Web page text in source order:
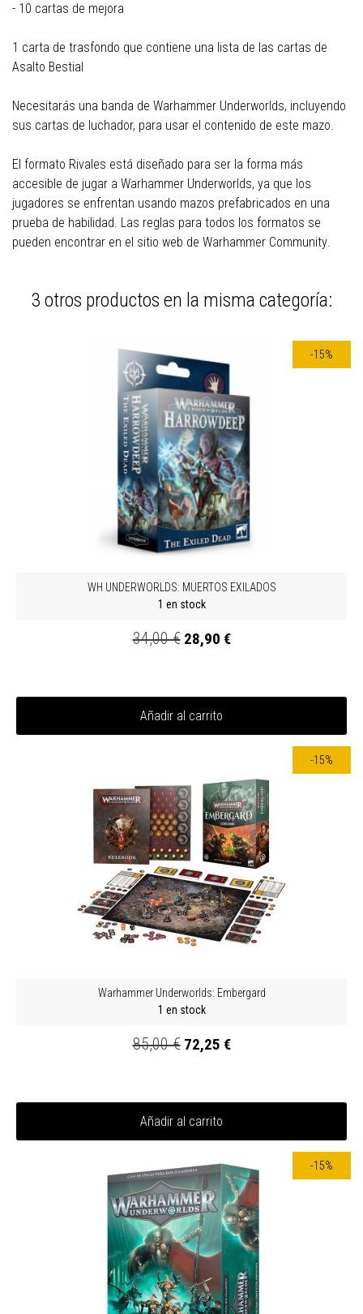
- 10 cartas de mejora
1 carta de trasfondo que contiene una lista de las cartas de
Asalto Bestial
Necesitarás una banda de Warhammer Underworlds, incluyendo
sus cartas de luchador, para usar el contenido de este mazo.
El formato Rivales está diseñado para ser la forma más
accesible de jugar a Warhammer Underworlds, ya que los
jugadores se enfrentan usando mazos prefabricados en una
prueba de habilidad. Las reglas para todos los formatos se
pueden encontrar en el sitio web de Warhammer Community.
3 otros productos en la misma categoría:
-15%
WH UNDERWORLDS: MUERTOS EXILADOS
1 en stock
34,00 € 28,90 €
Añadir al carrito
-15%
Warhammer Underworlds: Embergard
1 en stock
85,00 € 72,25 €
Añadir al carrito
-15%